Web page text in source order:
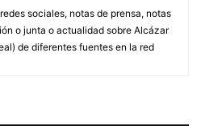
sociales, notas de prensa, notas
o junta o actualidad sobre Alcázar
de diferentes fuentes en la red